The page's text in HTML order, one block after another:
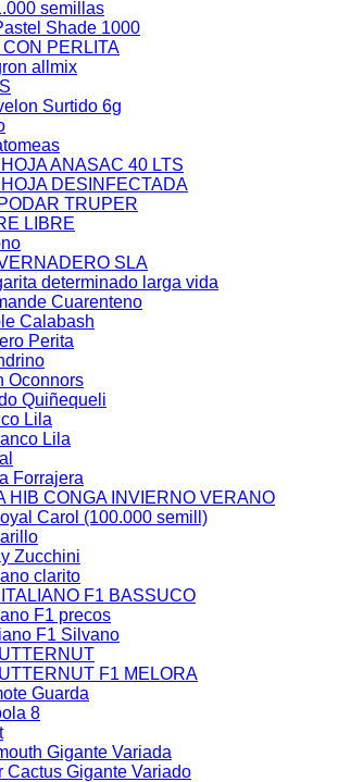
semillas
Shade 1000
PERLITA
allmix
Surtido 6g
ANASAC 40 LTS
DESINFECTADA
TRUPER
LIBRE
SLA
determinado larga vida
Cuarenteno
Calabash
Perita
Oconnors
Quiñequeli
Lila
Lila
Forrajera
HIB CONGA INVIERNO VERANO
Carol (100.000 semill)
Zucchini
clarito
F1 BASSUCO
F1 precos
F1 Silvano
F1 MELORA
Guarda
8
Gigante Variada
Cactus Gigante Variado